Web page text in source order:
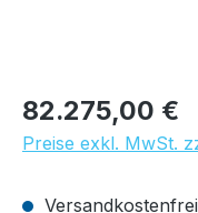
Regulärer Preis:
82.275,00 €
Preise exkl. MwSt.
Versandkostenfrei